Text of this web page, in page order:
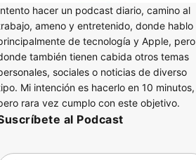
hacer un podcast diario, camino al
ameno y entretenido, donde hablo
de tecnología y Apple, pero
también tienen cabida otros temas
sociales o noticias de diverso
Mi intención es hacerlo en 10 minutos,
rara vez cumplo con este objetivo.
al Podcast